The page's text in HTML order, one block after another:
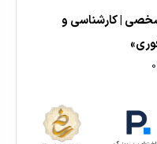
| کارشناسی و